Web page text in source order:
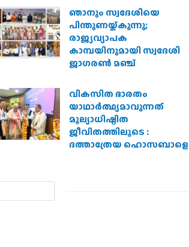
പരിഷത്ത്
ഞാനും സ്വദേശിയെ
പിന്തുണയ്ക്കുന്നു;
രാജ്യവ്യാപക
കാമ്പയിനുമായി സ്വദേശി
ജാഗരണ്‍ മഞ്ച്
വികസിത ഭാരതം
യാഥാർത്ഥ്യമാവുന്നത്
മൂല്യാധിഷ്ഠിത
ജീവിതത്തിലൂടെ :
ദത്താത്രേയ ഹൊസബാളെ